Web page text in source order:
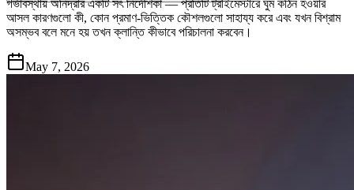
গর্ভাবস্থায় অনিদ্রার একটি সৎ নির্দেশিকা — প্রতিটি ট্রাইমেস্টারে ঘুম কঠিন হওয়ার
আসল কারণগুলো কী, কোন প্রমাণ-ভিত্তিক কৌশলগুলো সাহায্য করে এবং যখন বিশ্রাম
অসম্ভব বলে মনে হয় তখন ক্লান্তি কীভাবে পরিচালনা করবেন।
May 7, 2026